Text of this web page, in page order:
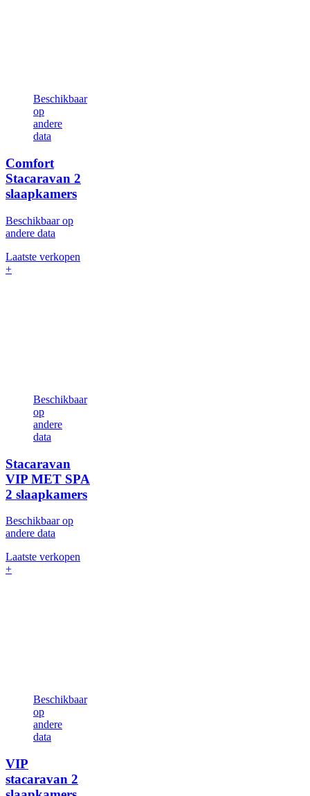
Beschikbaar
op
andere
data
Comfort
Stacaravan 2
slaapkamers
Beschikbaar op
andere data
Laatste verkopen
+
Beschikbaar
op
andere
data
Stacaravan
VIP MET SPA
2 slaapkamers
Beschikbaar op
andere data
Laatste verkopen
+
Beschikbaar
op
andere
data
VIP
stacaravan 2